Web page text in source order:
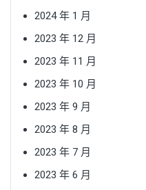
2024 年 1 月
2023 年 12 月
2023 年 11 月
2023 年 10 月
2023 年 9 月
2023 年 8 月
2023 年 7 月
2023 年 6 月